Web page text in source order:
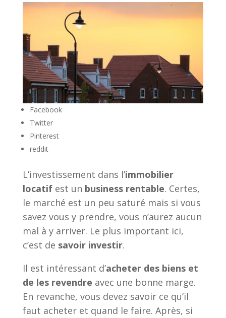
Facebook
Twitter
Pinterest
reddit
L’investissement dans l’immobilier
locatifest un business rentable. Certes,
le marché est un peu saturé mais si vous
savez vous y prendre, vous n’aurez aucun
mal à y arriver. Le plus important ici,
c’est de savoir investir.
Il est intéressant d’acheter des biens et
de les revendre avec une bonne marge.
En revanche, vous devez savoir ce qu’il
faut acheter et quand le faire. Après, si